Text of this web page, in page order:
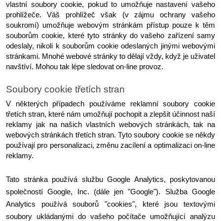
vlastní soubory cookie, pokud to umožňuje nastavení vašeho
prohlížeče. Váš prohlížeč však (v zájmu ochrany vašeho
soukromí) umožňuje webovým stránkám přístup pouze k těm
souborům cookie, které tyto stránky do vašeho zařízení samy
odeslaly, nikoli k souborům cookie odeslaných jinými webovými
stránkami. Mnohé webové stránky to dělají vždy, když je uživatel
navštíví. Mohou tak lépe sledovat on-line provoz.
Soubory cookie třetích stran
V některých případech používáme reklamní soubory cookie
třetích stran, které nám umožňují pochopit a zlepšit účinnost naší
reklamy jak na našich vlastních webových stránkách, tak na
webových stránkách třetích stran. Tyto soubory cookie se někdy
používají pro personalizaci, změnu zacílení a optimalizaci on-line
reklamy.
Tato stránka používá službu Google Analytics, poskytovanou
společností Google, Inc. (dále jen "Google"). Služba Google
Analytics používá souborů "cookies", které jsou textovými
soubory ukládanými do vašeho počítače umožňující analýzu